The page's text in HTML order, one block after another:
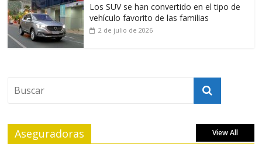
Los SUV se han convertido en el tipo de
vehículo favorito de las familias
2 de julio de 2026
Aseguradoras View All